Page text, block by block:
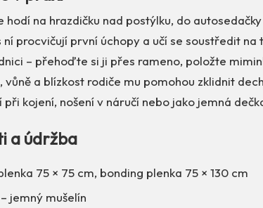
hodí na hrazdičku nad postýlku, do
ní procvičují první úchopy a učí se soustředit na
– přehoďte si ji přes rameno, položte
a blízkost rodiče mu pomohou zklidnit
kojení, nošení v náručí nebo jako jemná
a údržba
75 × 75 cm, bonding plenka 75 × 130 cm
jemný mušelín